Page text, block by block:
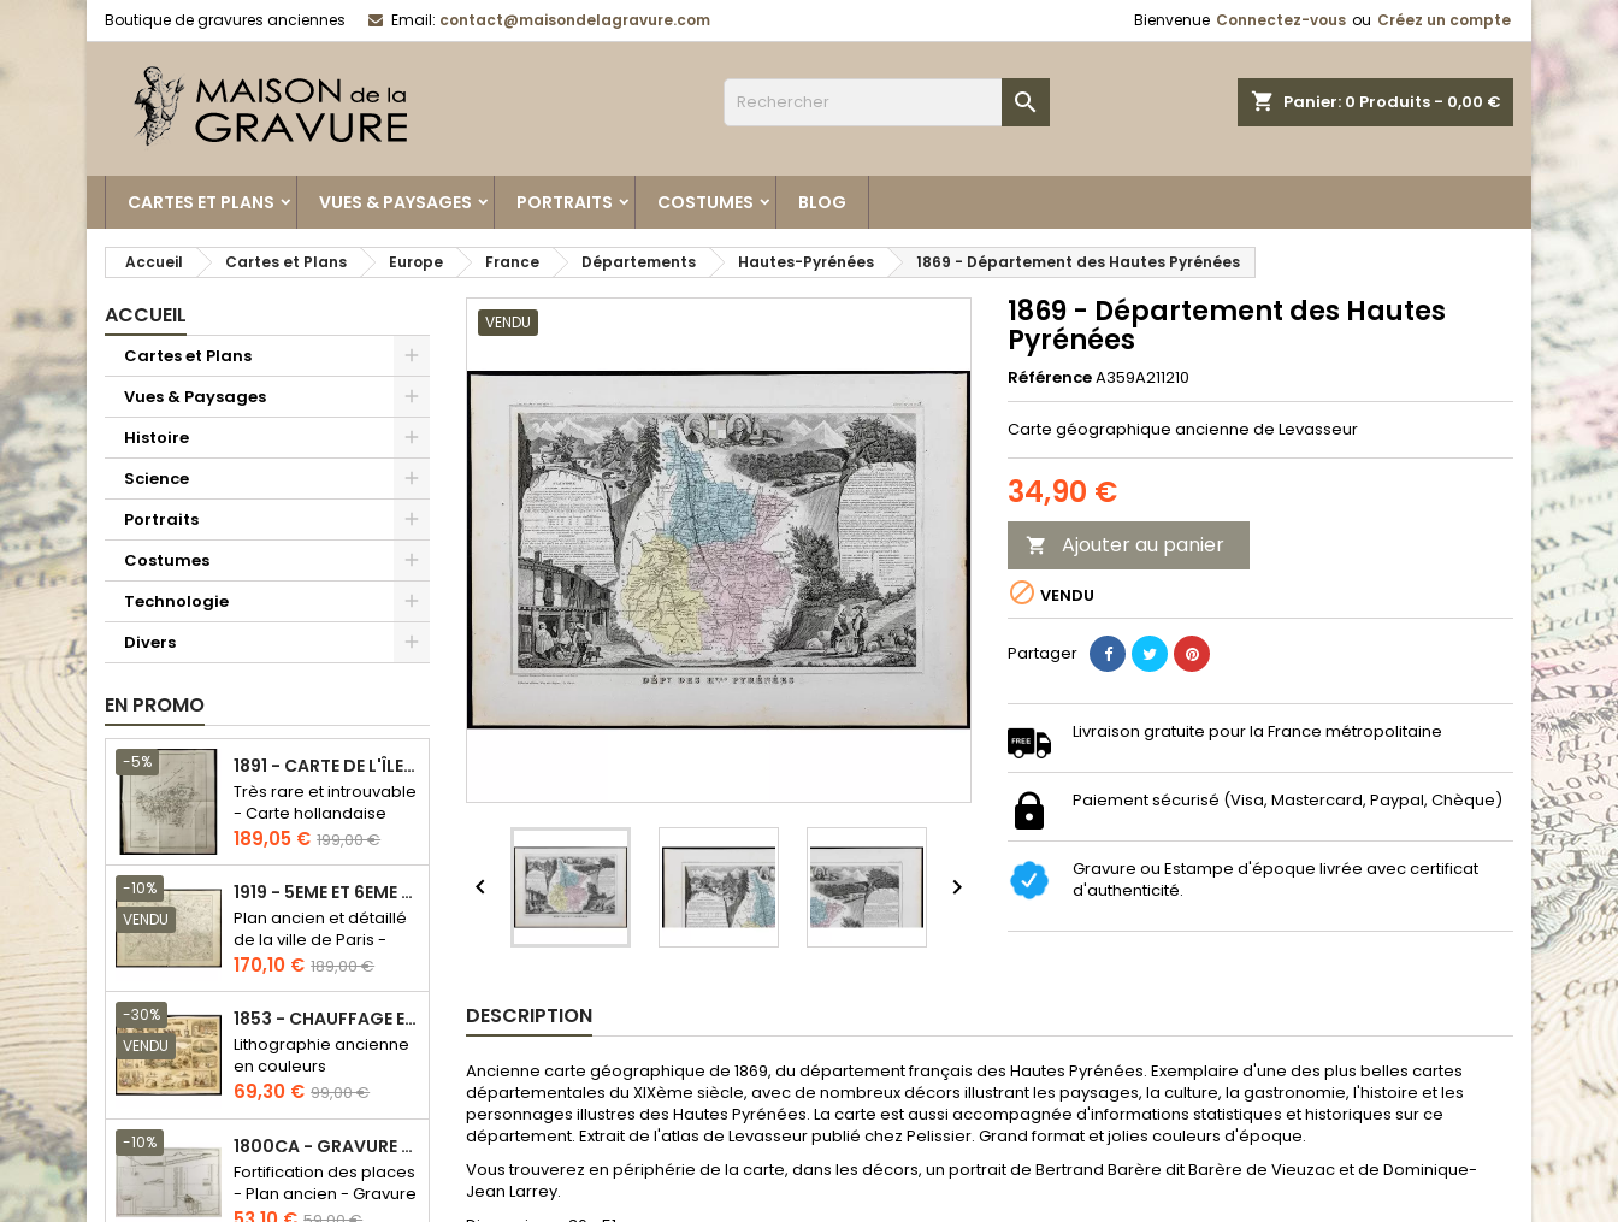
Boutique de gravures anciennes Email: contact@maisondelagravure.com Bienvenue Connectez-vous ou Créez un compte
shopping_cart Panier: 0 Produits - 0,00 €

CARTES ET PLANS VUES & PAYSAGES PORTRAITS COSTUMES BLOG
Accueil Cartes et Plans Europe France Départements Hautes-Pyrénées 1869 - Département des Hautes Pyrénées
ACCUEIL
Cartes et Plans
Vues & Paysages
Histoire
Science
Portraits
Costumes
Technologie
Divers
EN PROMO
-5% 1891 - CARTE DE L'ÎLE DE BORNÉO
Très rare et introuvable
- Carte hollandaise
Prix
189,05 € Prix
de
base
199,00 €
-10%
VENDU
1919 - 5EME ET 6EME ARRONDISSEMENT DE PARIS
Plan ancien et détaillé
de la ville de Paris -
Odéon - Sorbonne
Prix
170,10 € Prix
de
base
189,00 €
-30%
VENDU
1853 - CHAUFFAGE ET ÉCLAIRAGE (LITHOGRAPHIE)
Lithographie ancienne
en couleurs
Prix
69,30 € Prix
de
base
99,00 €
-10% 1800CA - GRAVURE ARCHITECTURE MILITAIRE - ATTAQUE ET DÉFENSE
Fortification des places
- Plan ancien - Gravure
en taille douce
VENDU
 
1869 - Département des Hautes
Pyrénées
RéférenceA359A211210
Carte géographique ancienne de Levasseur
34,90 €
 Ajouter au panier
 VENDU
Partager
Livraison gratuite pour la France métropolitaine
Paiement sécurisé (Visa, Mastercard, Paypal, Chèque)
Gravure ou Estampe d'époque livrée avec certificat
d'authenticité.
DESCRIPTION
Ancienne carte géographique de 1869, du département français des Hautes Pyrénées. Exemplaire d'une des plus belles cartes
départementales du XIXème siècle, avec de nombreux décors illustrant les paysages, la culture, la gastronomie, l'histoire et les
personnages illustres des Hautes Pyrénées. La carte est aussi accompagnée d'informations statistiques et historiques sur ce
département. Extrait de l'atlas de Levasseur publié chez Pelissier. Grand format et jolies couleurs d'époque.
Vous trouverez en périphérie de la carte, dans les décors, un portrait de Bertrand Barère dit Barère de Vieuzac et de Dominique-
Jean Larrey.